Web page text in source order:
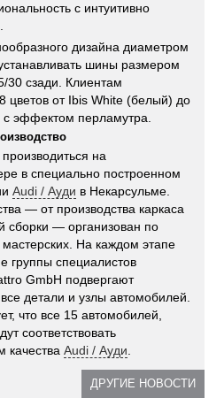
с интуитивно
дизайна диаметром
шины размером
30 сзади. Клиентам
цветов от Ibis White (белый) до
эффектом перламутра.
на
в специально построенном
Audi / Ауди в Некарсульме.
— от производства каркаса
сборки — организован по
На каждом этапе
группы специалистов
GmbH подвергают
детали и узлы автомобилей.
что все 15 автомобилей,
соответствовать
качестваAudi / Ауди.
ДРУГИЕ НОВОСТИ